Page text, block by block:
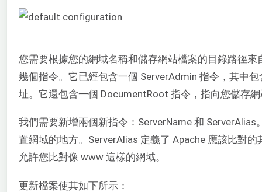
您需要根據您的網域名稱和儲存網站檔案的目錄路徑
幾個指令。它已經包含一個 ServerAdmin 指令，其中
址。它還包含一個 DocumentRoot 指令，指向您儲存
我們需要新增兩個新指令：ServerName 和
置網域的地方。ServerAlias 定義了 Apache 應該比對
允許您比對像 www 這樣的網域。
更新檔案使其如下所示：